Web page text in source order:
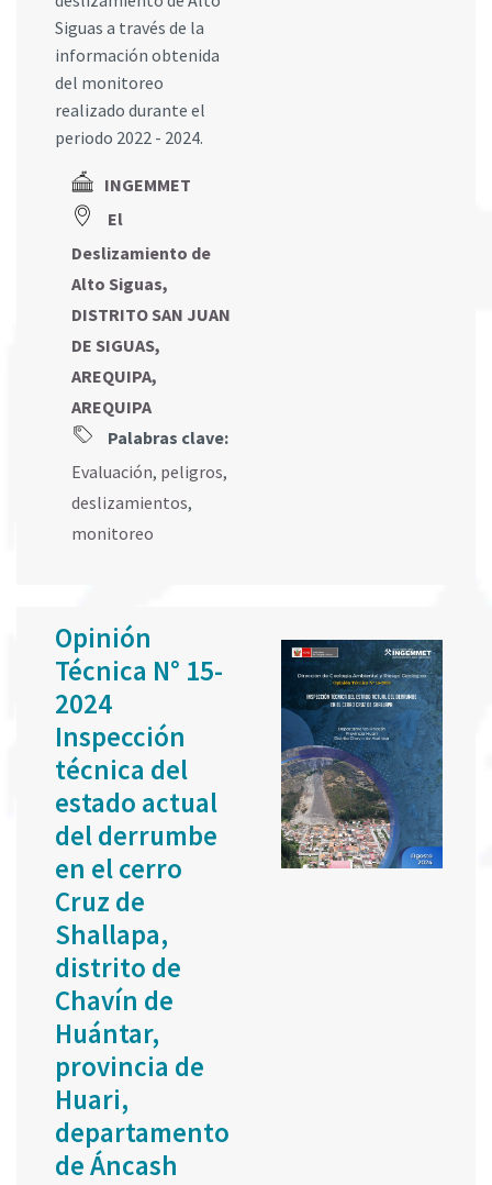
Siguas a través de la
información obtenida
del monitoreo
realizado durante el
periodo 2022 - 2024.
INGEMMET
El
Deslizamiento de
Alto Siguas,
DISTRITO SAN JUAN
DE SIGUAS,
AREQUIPA,
AREQUIPA
Palabras clave:
Evaluación, peligros,
deslizamientos,
monitoreo
Opinión
Técnica N° 15-
2024
Inspección
técnica del
estado actual
del derrumbe
en el cerro
Cruz de
Shallapa,
distrito de
Chavín de
Huántar,
provincia de
Huari,
departamento
de Áncash